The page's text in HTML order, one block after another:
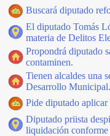
Buscará diputado
El diputado Tomás
materia de Delitos
Propondrá diputado
contaminen.
Tienen alcaldes una
Desarrollo Municipal.
Pide diputado
Diputado priista
liquidación conforme